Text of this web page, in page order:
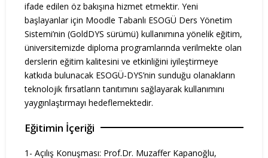
ifade edilen öz bakışına hizmet etmektir. Yeni
başlayanlar için Moodle Tabanlı ESOGÜ Ders Yönetim
Sistemi’nin (GoldDYS sürümü) kullanımına yönelik eğitim,
üniversitemizde diploma programlarında verilmekte olan
derslerin eğitim kalitesini ve etkinliğini iyileştirmeye
katkıda bulunacak ESOGÜ-DYS’nin sunduğu olanakların
teknolojik fırsatların tanıtımını sağlayarak kullanımını
yaygınlaştırmayı hedeflemektedir.
Eğitimin İçeriği
1- Açılış Konuşması: Prof.Dr. Muzaffer Kapanoğlu,